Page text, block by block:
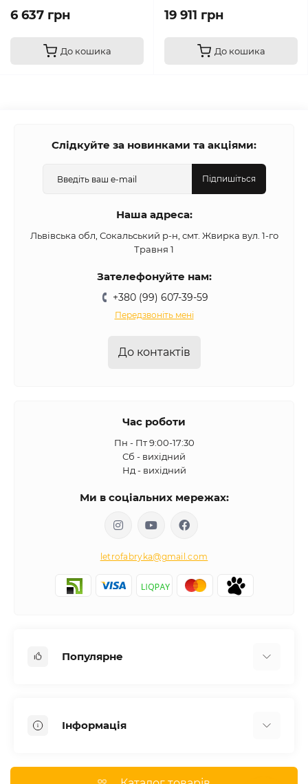
6 637 грн
До кошика
19 911 грн
До кошика
Слідкуйте за новинками та акціями:
Підпишіться
Наша адреса:
Львівська обл, Сокальський р-н, смт. Жвирка вул. 1-го
Травня 1
Зателефонуйте нам:
+380 (99) 607-39-59
Передзвоніть мені
До контактів
Час роботи
Пн - Пт 9:00-17:30
Сб - вихідний
Нд - вихідний
Ми в соціальних мережах:
letrofabryka@gmail.com
Популярне
Комоди для спальні
Меблі в дитячу
Інформація